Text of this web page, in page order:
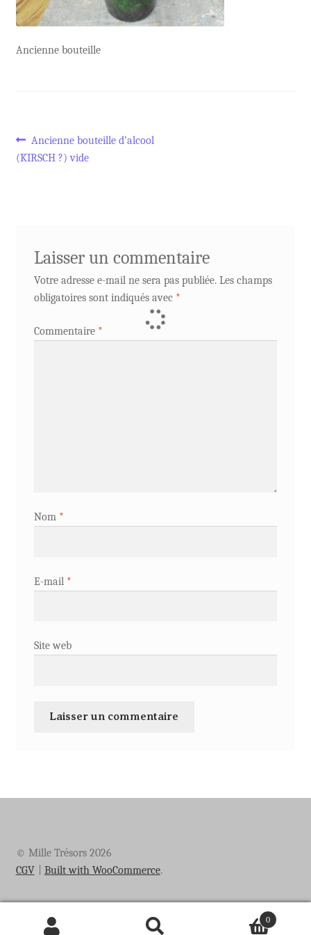
Ancienne bouteille
Navigation
de
Article
précédent :
Ancienne bouteille d’alcool
(KIRSCH ?) vide
Laisser un commentaire
Votre adresse e-mail ne sera pas publiée. Les champs
obligatoires sont indiqués avec *
Commentaire *
Nom *
E-mail *
Site web
© Mille Trésors 2026
CGV
Built with WooCommerce.
0